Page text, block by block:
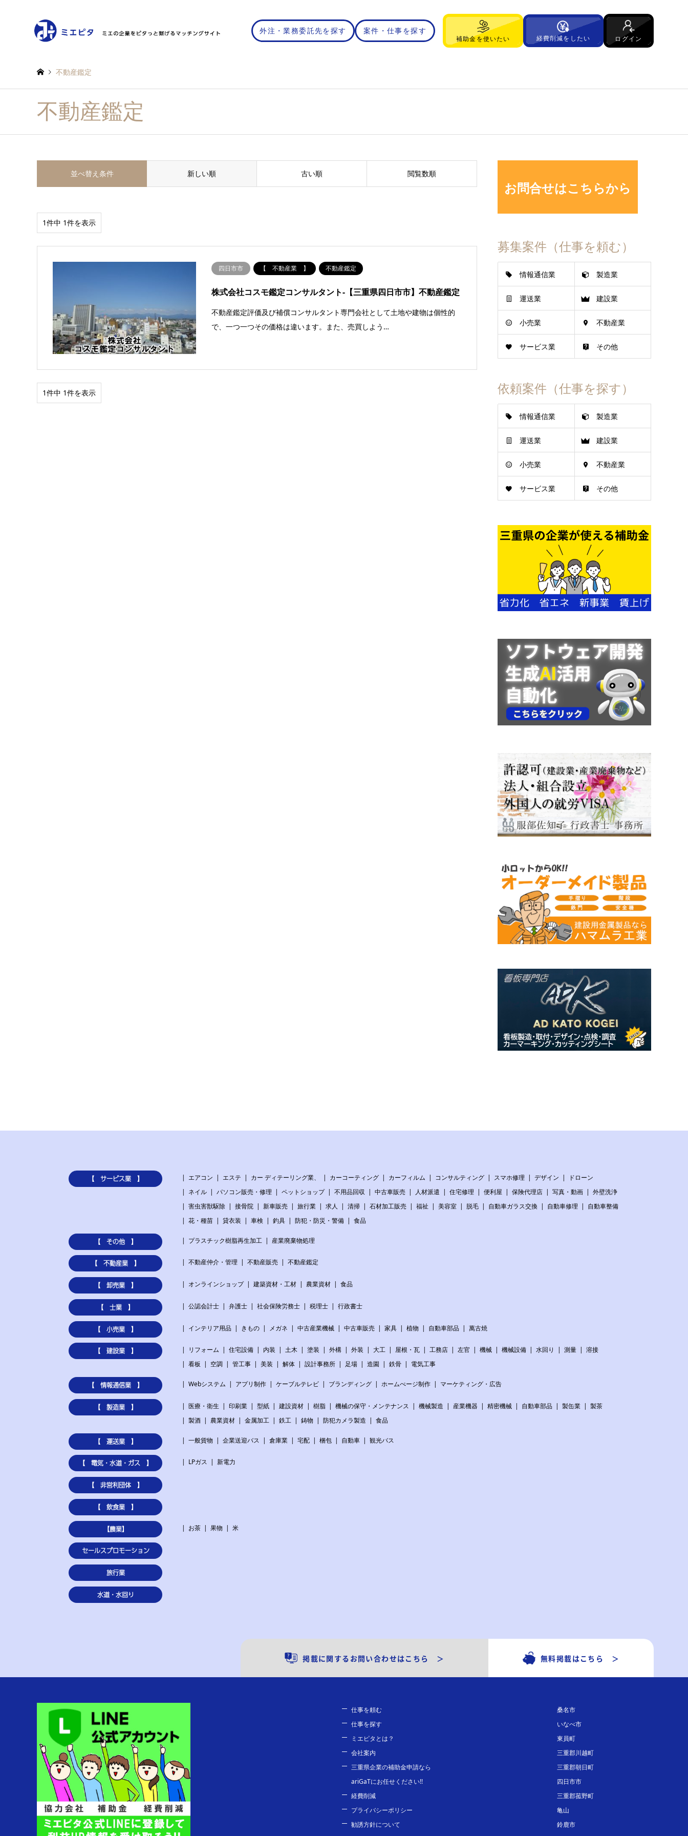
外注・業務委託先を探す 案件・仕事を探す
補助金を使いたい 経費削減をしたい ログイン
不動産鑑定
不動産鑑定
並べ替え条件 新しい順 古い順 閲覧数順
1件中 1件を表示
四日市市 【 不動産業 】 不動産鑑定
株式会社コスモ鑑定コンサルタント-【三重県四日市市】不動産鑑定
不動産鑑定評価及び補償コンサルタント専門会社として土地や建物は個性的
で、一つ一つその価格は違います。また、売買しよう…
1件中 1件を表示
お問合せはこちらから
募集案件（仕事を頼む）
情報通信業 製造業
運送業 建設業
小売業 不動産業
サービス業 その他
依頼案件（仕事を探す）
情報通信業 製造業
運送業 建設業
小売業 不動産業
サービス業 その他
【 サービス業 】 エアコン エステ カー ディテーリング業、 カーコーティング カーフィルム コンサルティング スマホ修理 デザイン
ドローン
ネイル
パソコン販売・修理 ペットショップ 不用品回収 中古車販売 人材派遣 住宅修理 便利屋 保険代理店 写真・動画
外壁洗浄
害虫害獣駆除
接骨院 新車販売 旅行業 求人 清掃 石材加工販売 福祉 美容室 脱毛 自動車ガラス交換 自動車修理
自動車整備
花・種苗
貸衣装 車検 釣具 防犯・防災・警備 食品
【 その他 】 プラスチック樹脂再生加工 産業廃棄物処理
【 不動産業 】 不動産仲介・管理 不動産販売 不動産鑑定
【 卸売業 】 オンラインショップ 建築資材・工材 農業資材 食品
【 士業 】 公認会計士 弁護士 社会保険労務士 税理士 行政書士
【 小売業 】 インテリア用品 きもの メガネ 中古産業機械 中古車販売 家具 植物 自動車部品 萬古焼
【 建設業 】 リフォーム 住宅設備 内装 土木 塗装 外構 外装 大工 屋根・瓦 工務店 左官 機械 機械設備 水回り 測量
溶接
看板
空調 管工事 美装 解体 設計事務所 足場 造園 鉄骨 電気工事
【 情報通信業 】 Webシステム アプリ制作 ケーブルテレビ ブランディング ホームぺージ制作 マーケティング・広告
【 製造業 】 医療・衛生 印刷業 型紙 建設資材 樹脂 機械の保守・メンテナンス 機械製造 産業機器 精密機械 自動車部品 製缶業
製茶
製酒
農業資材 金属加工 鉄工 鋳物 防犯カメラ製造 食品
【 運送業 】 一般貨物 企業送迎バス 倉庫業 宅配 梱包 自動車 観光バス
【 電気・水道・ガス 】 LPガス 新電力
【 非営利団体 】
【 飲食業 】
【農業】 お茶 果物 米
セールスプロモーション
旅行業
水道・水回り
掲載に関するお問い合わせはこちら ＞ 無料掲載はこちら ＞
仕事を頼む
仕事を探す
ミエピタとは？
会社案内
三重県企業の補助金申請なら
ariGaTにお任せください!!
経費削減
プライバシーポリシー
勧誘方針について
桑名市
いなべ市
東員町
三重郡川越町
三重郡朝日町
四日市市
三重郡菰野町
亀山
鈴鹿市